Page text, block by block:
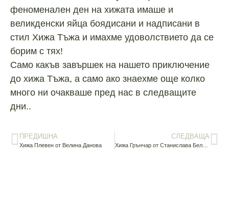
феноменален ден на хижата имаше и
великденски яйца боядисани и надписани в
стил Хижа Тъжа и имахме удоволствието да се
борим с тях!
Само какъв завършек на нашето приключение
до хижа Тъжа, а само ако знаехме още колко
много ни очакваше пред нас в следващите
дни..
ПРЕДИШНА
Хижа Плевен от Велина Данова
СЛЕДВАЩА
Хижа Грънчар от Станислава Белчева